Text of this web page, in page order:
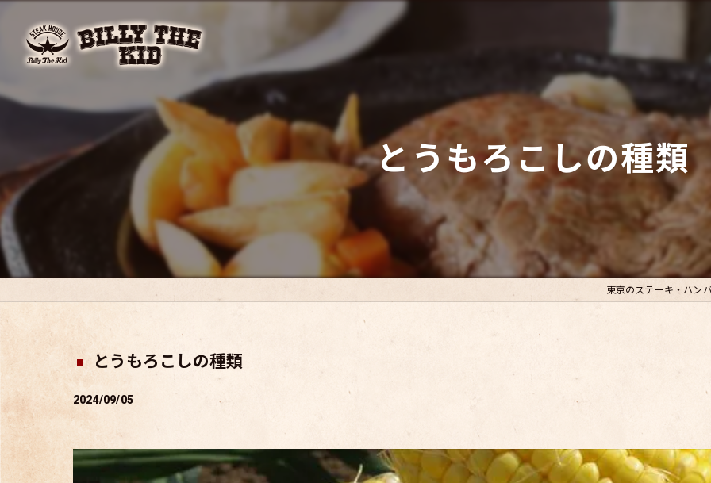
とうもろこしの種類
東京のステーキ・ハン
とうもろこしの種類
2024/09/05